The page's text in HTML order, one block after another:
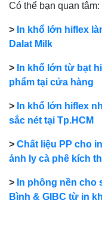
Có thể bạn quan tâm:
> In khổ lớn hiflex
Dalat Milk
> In khổ lớn từ bạt
phẩm tại cửa hàng
> In khổ lớn hiflex
sắc nét tại Tp.HCM
> Chất liệu PP cho
ảnh ly cà phê kích
> In phông nền cho
Bình & GIBC từ in